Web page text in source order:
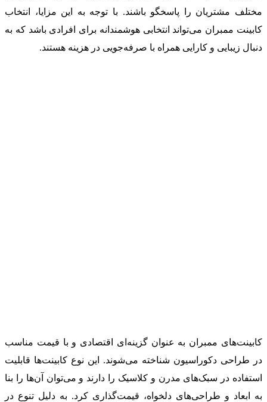
مختلف مشتریان را پاسخگو باشند. با توجه به این مزایا، انتخاب
کابینت ممبران می‌تواند انتخابی هوشمندانه برای افرادی باشد که به
دنبال زیبایی و کارایی همراه با صرفه‌جویی در هزینه هستند.
کابینت‌های ممبران به عنوان گزینه‌ای اقتصادی و با قیمت مناسب
در طراحی دکوراسیون شناخته می‌شوند. این نوع کابینت‌ها قابلیت
استفاده در سبک‌های مدرن و کلاسیک را دارند و می‌توان آن‌ها را بنا
به ابعاد و طراحی‌های دلخواه، قیمت‌گذاری کرد. به دلیل تنوع در